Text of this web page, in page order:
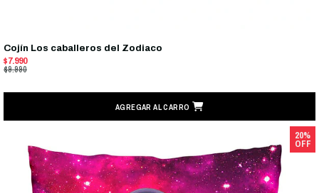
Cojín Los caballeros del Zodiaco
$7.990
$9.990
AGREGAR AL CARRO
20%
OFF